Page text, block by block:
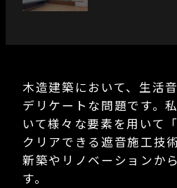
木造建築において、生活
デリケートな問題です。
いて様々な要素を用いて
クリアできる遮音施工技
新築やリノベーションか
す。